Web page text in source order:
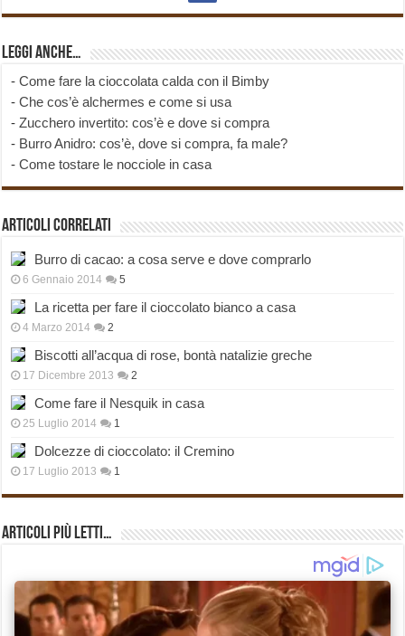
Leggi anche…
-Come fare la cioccolata calda con il Bimby
-Che cos’è alchermes e come si usa
-Zucchero invertito: cos’è e dove si compra
- Burro Anidro: cos’è, dove si compra, fa male?
-Come tostare le nocciole in casa
Articoli correlati
Burro di cacao: a cosa serve e dove comprarlo
6 Gennaio 2014 5
La ricetta per fare il cioccolato bianco a casa
4 Marzo 2014 2
Biscotti all’acqua di rose, bontà natalizie greche
17 Dicembre 2013 2
Come fare il Nesquik in casa
25 Luglio 2014 1
Dolcezze di cioccolato: il Cremino
17 Luglio 2013 1
Articoli più Letti…